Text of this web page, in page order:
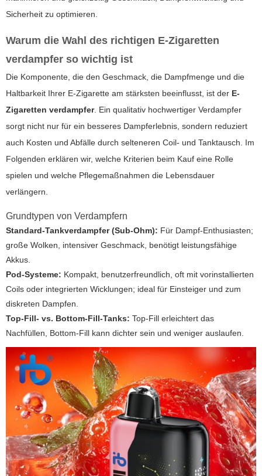
Sicherheit zu optimieren.
Warum die Wahl des richtigen E-Zigaretten
verdampfer so wichtig ist
Die Komponente, die den Geschmack, die Dampfmenge und die
Haltbarkeit Ihrer E-Zigarette am stärksten beeinflusst, ist der E-
Zigaretten verdampfer. Ein qualitativ hochwertiger Verdampfer
sorgt nicht nur für ein besseres Dampferlebnis, sondern reduziert
auch Kosten und Abfälle durch selteneren Coil- und Tanktausch. Im
Folgenden erklären wir, welche Kriterien beim Kauf eine Rolle
spielen und welche Pflegemaßnahmen die Lebensdauer
verlängern.
Grundtypen von Verdampfern
Standard-Tankverdampfer (Sub-Ohm): Für Dampf-Enthusiasten;
große Wolken, intensiver Geschmack, benötigt leistungsfähige
Akkus.
Pod-Systeme: Kompakt, benutzerfreundlich, oft mit vorinstallierten
Coils oder integrierten Wicklungen; ideal für Einsteiger und zum
diskreten Dampfen.
Top-Fill- vs. Bottom-Fill-Tanks: Top-Fill erleichtert das
Nachfüllen, Bottom-Fill kann dichter sein und weniger auslaufen.